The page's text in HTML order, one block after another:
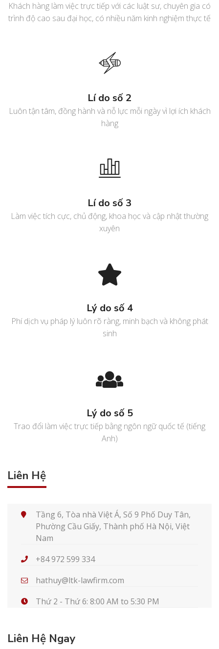
Khách hàng làm việc trực tiếp với các luật sư, chuyên gia có
trình độ cao sau đại học, có nhiều năm kinh nghiệm thực tế
Lí do số 2
Luôn tận tâm, đồng hành và nỗ lực mỗi ngày vì lợi ích khách
hàng
Lí do số 3
Làm việc tích cực, chủ động, khoa học và cập nhật thường
xuyên
Lý do số 4
Phí dịch vụ pháp lý luôn rõ ràng, minh bạch và không phát
sinh
Lý do số 5
Trao đổi làm việc trực tiếp bằng ngôn ngữ quốc tế (tiếng
Anh)
Liên Hệ
Tầng 6, Tòa nhà Việt Á, Số 9 Phố Duy Tân,
Phường Cầu Giấy, Thành phố Hà Nội, Việt
Nam
+84 972 599 334
hathuy@ltk-lawfirm.com
Thứ 2 - Thứ 6: 8:00 AM to 5:30 PM
Liên Hệ Ngay